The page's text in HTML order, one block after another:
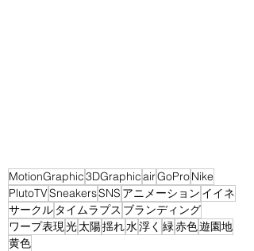
MotionGraphic3DGraphicairGoProNike
PlutoTVSneakersSNS アニメーション イイネ
サークル タイムラプス ブランディング
ワープ表現光太陽揺れ水浮く 緑赤色遊園地
黄色